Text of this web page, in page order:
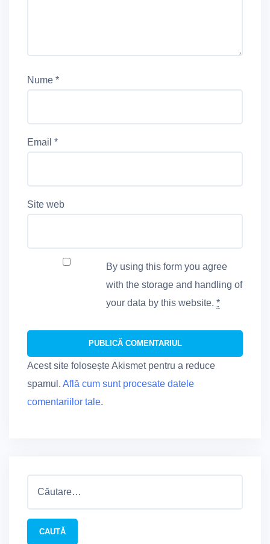
Nume *
Email *
Site web
By using this form you agree
with the storage and handling of
your data by this website. *
Acest site folosește Akismet pentru a reduce
spamul. Află cum sunt procesate datele
comentariilor tale.